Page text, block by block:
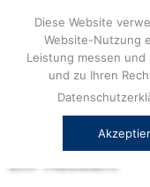
springen
Diese Website
Website-Nutzung
Leistung messen
und zu Ihren